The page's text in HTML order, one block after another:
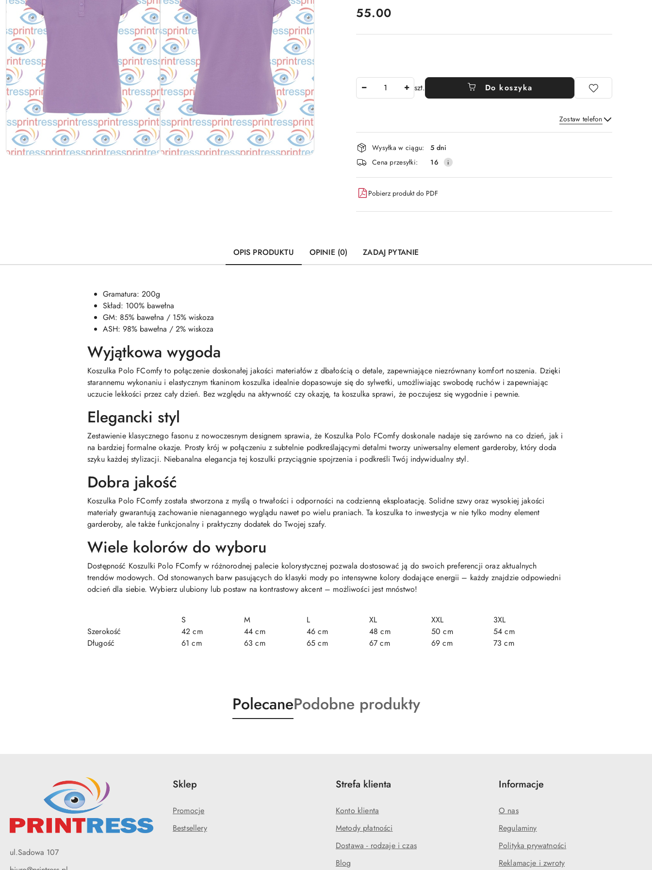
cena:
55.00
szt. Do koszyka
Zostaw telefon
Wyślij
Dostępność
i
dostawa
Wysyłka w ciągu:
5 dni
Cena przesyłki:
16
Pobierz produkt do PDF
OPIS PRODUKTU OPINIE (0) ZADAJ PYTANIE
Gramatura: 200g
Skład: 100% bawełna
GM: 85% bawełna / 15% wiskoza
ASH: 98% bawełna / 2% wiskoza
Wyjątkowa wygoda
Koszulka Polo FComfy to połączenie doskonałej jakości materiałów z dbałością o detale, zapewniające niezrównany komfort noszenia. Dzięki
starannemu wykonaniu i elastycznym tkaninom koszulka idealnie dopasowuje się do sylwetki, umożliwiając swobodę ruchów i zapewniając
uczucie lekkości przez cały dzień. Bez względu na aktywność czy okazję, ta koszulka sprawi, że poczujesz się wygodnie i pewnie.
Elegancki styl
Zestawienie klasycznego fasonu z nowoczesnym designem sprawia, że Koszulka Polo FComfy doskonale nadaje się zarówno na co dzień, jak i
na bardziej formalne okazje. Prosty krój w połączeniu z subtelnie podkreślającymi detalmi tworzy uniwersalny element garderoby, który doda
szyku każdej stylizacji. Niebanalna elegancja tej koszulki przyciągnie spojrzenia i podkreśli Twój indywidualny styl.
Dobra jakość
Koszulka Polo FComfy została stworzona z myślą o trwałości i odporności na codzienną eksploatację. Solidne szwy oraz wysokiej jakości
materiały gwarantują zachowanie nienagannego wyglądu nawet po wielu praniach. Ta koszulka to inwestycja w nie tylko modny element
garderoby, ale także funkcjonalny i praktyczny dodatek do Twojej szafy.
Wiele kolorów do wyboru
Dostępność Koszulki Polo FComfy w różnorodnej palecie kolorystycznej pozwala dostosować ją do swoich preferencji oraz aktualnych
trendów modowych. Od stonowanych barw pasujących do klasyki mody po intensywne kolory dodające energii – każdy znajdzie odpowiedni
odcień dla siebie. Wybierz ulubiony lub postaw na kontrastowy akcent – możliwości jest mnóstwo!
S M L XL XXL
3XL
Szerokość
42 cm 44 cm 46 cm 48 cm 50 cm
54 cm
Długość
61 cm 63 cm 65 cm 67 cm 69 cm 73 cm
Produkty
o
PolecaneProdukty
o
Podobne produkty
ul.Sadowa 107
Sklep
Promocje
Bestsellery
Strefa klienta
Konto klienta
Metody płatności
Dostawa - rodzaje i czas
Blog
Informacje
O nas
Regulaminy
Polityka prywatności
Reklamacje i zwroty